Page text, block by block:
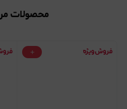
محصولات